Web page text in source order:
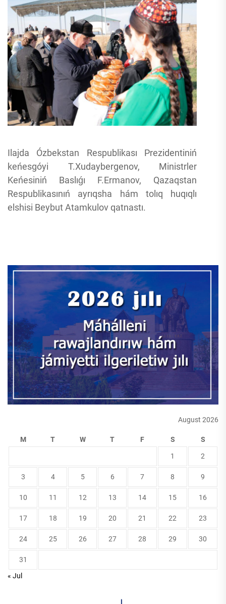
Ilajda Ózbekstan Respublikası Prezidentiniń
keńesgóyi T.Xudaybergenov, Ministrler
Keńesiniń Baslıǵı F.Ermanov, Qazaqstan
Respublikasınıń ayrıqsha hám tolıq huqıqlı
elshisi Beybut Atamkulov qatnastı.
August 2026
M T W T F S S
1 2
3 4 5 6 7 8 9
10 11 12 13 14 15 16
17 18 19 20 21 22 23
24 25 26 27 28 29 30
31
« Jul